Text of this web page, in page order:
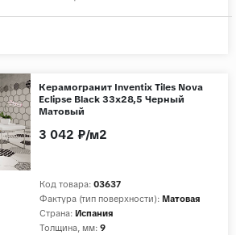
Керамогранит Inventix Tiles Nova
Eclipse Black 33x28,5 Черный
Матовый
Код товара: 03637
Фактура (тип поверхности): Матовая
Страна: Испания
Толщина, мм: 9
3 042 ₽/м2